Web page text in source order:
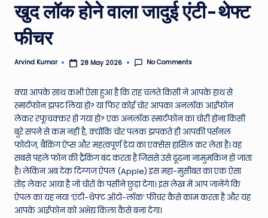
vi
e
N
w
s
A
ro
u
n
खुद लॉक होने वाला जादुई एंटी-थेफ्ट
फीचर
Posted
Arvind Kumar 28 May 2026 No Comments
क्या आपके साथ कभी ऐसा हुआ है कि राह चलते किसी ने आपके हाथ से
स्मार्टफोन झपट लिया हो? या फिर कोई चोर आपका अनलॉक आईफोन
लेकर रफूचक्कर हो गया हो? एक अनलॉक स्मार्टफोन का चोरी होना किसी
बुरे सपने से कम नहीं है, क्योंकि चोर पलक झपकते ही आपकी पर्सनल
फोटोज, बैंकिंग ऐप्स और महत्वपूर्ण डेटा का एक्सेस हासिल कर लेता है। वह
सबसे पहले फोन की ट्रैकिंग बंद करता है जिससे उसे ढूंढना नामुमकिन हो जाता
है। लेकिन अब टेक दिग्गज ऐपल (Apple) इस महा-मुसीबत का एक ऐसा
तोड़ लेकर आया है जो चोरों के पसीने छुड़ा देगा। इस लेख में आप जानेंगे कि
ऐपल का यह नया ‘एंटी-थेफ्ट ऑटो-लॉक’ फीचर कैसे काम करता है और यह
आपके आईफोन को अभेद्य किला कैसे बना देगा।